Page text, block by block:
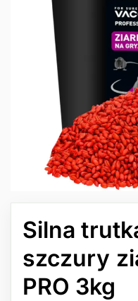
Silna
szczury
PRO 3kg